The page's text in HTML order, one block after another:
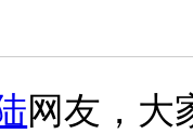
网友，大